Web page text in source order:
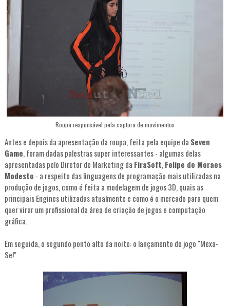
Roupa responsável pela captura de movimentos
Antes e depois da apresentação da roupa, feita pela equipe da Seven
Game, foram dadas palestras super interessantes - algumas delas
apresentadas pelo Diretor de Marketing da FiraSoft, Felipe de Moraes
Modesto - a respeito das linguagens de programação mais utilizadas na
produção de jogos, como é feita a modelagem de jogos 3D, quais as
principais Engines utilizadas atualmente e como é o mercado para quem
quer virar um profissional da área de criação de jogos e computação
gráfica.
Em seguida, o segundo ponto alto da noite: o lançamento do jogo "Mexa-
Se!"